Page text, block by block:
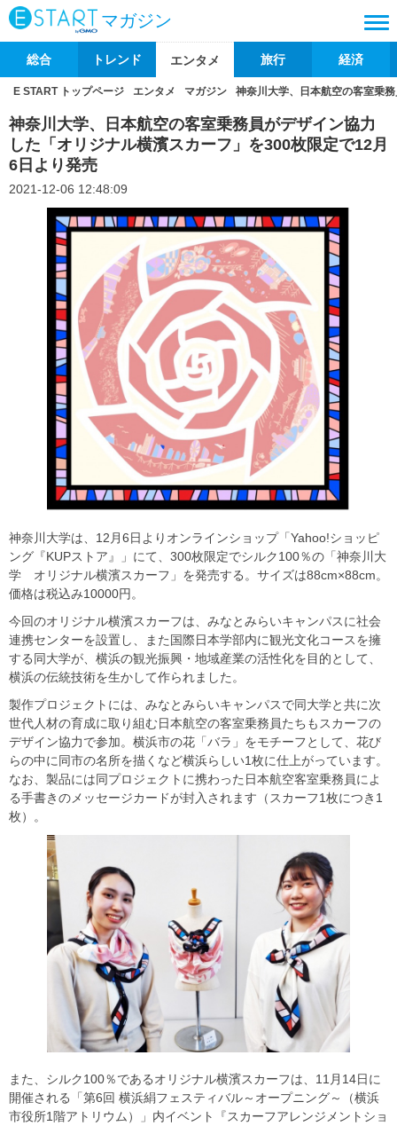
マガジン
総合 トレンド エンタメ 旅行 経済
E START トップページ エンタメ マガジン 神奈川大学、日本航空の客室乗
神奈川大学、日本航空の客室乗務員がデザイン協力
した「オリジナル横濱スカーフ」を300枚限定で12月
6日より発売
2021-12-06 12:48:09
神奈川大学は、12月6日よりオンラインショップ「Yahoo!ショッピ
ング『KUPストア』」にて、300枚限定でシルク100％の「神奈川大
学 オリジナル横濱スカーフ」を発売する。サイズは88cm×88cm。
価格は税込み10000円。
今回のオリジナル横濱スカーフは、みなとみらいキャンパスに社会
連携センターを設置し、また国際日本学部内に観光文化コースを擁
する同大学が、横浜の観光振興・地域産業の活性化を目的として、
横浜の伝統技術を生かして作られました。
製作プロジェクトには、みなとみらいキャンパスで同大学と共に次
世代人材の育成に取り組む日本航空の客室乗務員たちもスカーフの
デザイン協力で参加。横浜市の花「バラ」をモチーフとして、花び
らの中に同市の名所を描くなど横浜らしい1枚に仕上がっています。
なお、製品には同プロジェクトに携わった日本航空客室乗務員によ
る手書きのメッセージカードが封入されます（スカーフ1枚につき1
枚）。
また、シルク100％であるオリジナル横濱スカーフは、11月14日に
開催される「第6回 横浜絹フェスティバル～オープニング～（横浜
市役所1階アトリウム）」内イベント『スカーフアレンジメントショ